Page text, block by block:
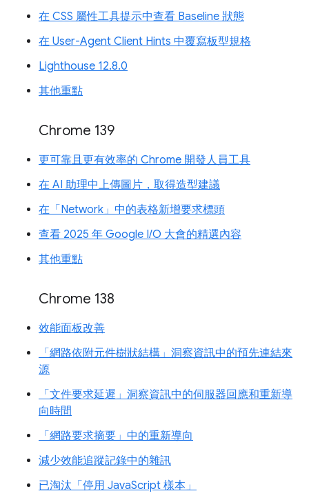
在 CSS 屬性工具提示中查看 Baseline 狀態
在 User-Agent Client Hints 中覆寫板型規格
Lighthouse 12.8.0
其他重點
Chrome 139
更可靠且更有效率的 Chrome 開發人員工具
在 AI 助理中上傳圖片，取得造型建議
在「Network」中的表格新增要求標頭
查看 2025 年 Google I/O 大會的精選內容
其他重點
Chrome 138
效能面板改善
「網路依附元件樹狀結構」洞察資訊中的預先連結來
源
「文件要求延遲」洞察資訊中的伺服器回應和重新導
向時間
「網路要求摘要」中的重新導向
減少效能追蹤記錄中的雜訊
已淘汰「停用 JavaScript 樣本」